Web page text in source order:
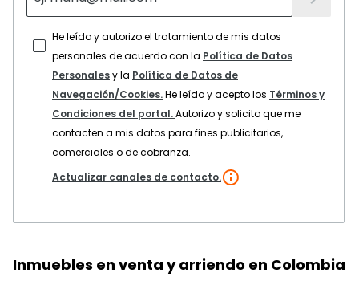
He leído y autorizo el tratamiento de mis datos
personales de acuerdo con la Política de Datos
Personalesy la Política de Datos de
Navegación/Cookies.He leído y acepto los Términos y
Condiciones del portal.Autorizo y solicito que me
contacten a mis datos para fines publicitarios,
comerciales o de cobranza.
Actualizar canales de contacto.